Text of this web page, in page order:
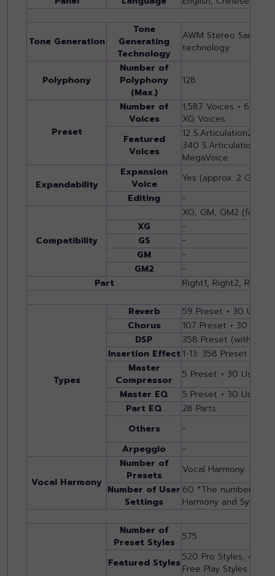
Tone Generation
Tone
Generating
Technology
AWM Stereo
technology
Polyphony
Number of
Polyphony
(Max.)
128
Preset
Number of
Voices
1,587 Voices + 63
XG Voices
Featured
Voices
12 S.Articulation2, 15
340 S.Articulation,
MegaVoice
Expandability
Expansion
Voice
Yes (approx. 2 GB)
Editing
-
Compatibility
XG, GM, GM2 (for
XG
-
GS
-
GM
-
GM2
-
Part
Right1, Right2,
Types
Reverb
59 Preset + 30 User
Chorus
107 Preset + 30 User
DSP
358 Preset (with
Insertion Effect 1-13: 358 Preset (with
Master
Compressor
5 Preset + 30 User
Master EQ
5 Preset + 30 User
Part EQ
28 Parts
Others
-
Arpeggio
-
Vocal Harmony
Number of
Presets
Vocal Harmony: 54,
Number of User
Settings
60 *The number is
Harmony and Synth
Number of
Preset Styles 575
Featured Styles520 Pro Styles, 49
Free Play Styles